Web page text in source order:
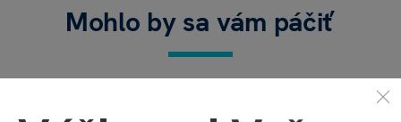
Mohlo by sa vám páčiť